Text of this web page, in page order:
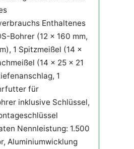
Enthaltenes
Bohrer (12 x 160 mm,
1 Spitzmeißel (14 x
(14 x 25 x 21
1
für
inklusive Schlüssel,
Nennleistung: 1.500
Aluminiumwicklung